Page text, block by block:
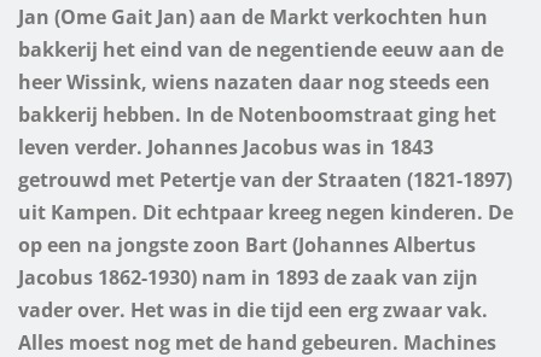
Jan (Ome Gait Jan) aan de Markt verkochten hun
bakkerij het eind van de negentiende eeuw aan de
heer Wissink, wiens nazaten daar nog steeds een
bakkerij hebben. In de Notenboomstraat ging het
leven verder. Johannes Jacobus was in 1843
getrouwd met Petertje van der Straaten (1821-1897)
uit Kampen. Dit echtpaar kreeg negen kinderen. De
op een na jongste zoon Bart (Johannes Albertus
Jacobus 1862-1930) nam in 1893 de zaak van zijn
vader over. Het was in die tijd een erg zwaar vak.
Alles moest nog met de hand gebeuren. Machines